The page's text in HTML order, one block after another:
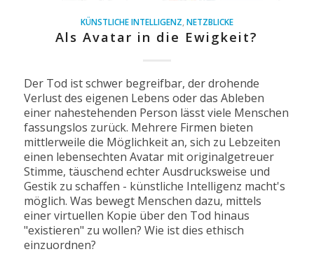
KÜNSTLICHE INTELLIGENZ NETZBLICKE
Als Avatar in die Ewigkeit?
Der Tod ist schwer begreifbar, der drohende
Verlust des eigenen Lebens oder das Ableben
einer nahestehenden Person lässt viele Menschen
fassungslos zurück. Mehrere Firmen bieten
mittlerweile die Möglichkeit an, sich zu Lebzeiten
einen lebensechten Avatar mit originalgetreuer
Stimme, täuschend echter Ausdrucksweise und
Gestik zu schaffen - künstliche Intelligenz macht's
möglich. Was bewegt Menschen dazu, mittels
einer virtuellen Kopie über den Tod hinaus
"existieren" zu wollen? Wie ist dies ethisch
einzuordnen?